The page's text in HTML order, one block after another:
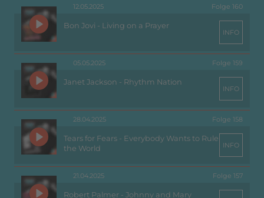
12.05.2025 Folge 160
Bon Jovi - Living on a Prayer
INFO
05.05.2025 Folge 159
Janet Jackson - Rhythm Nation
INFO
28.04.2025 Folge 158
Tears for Fears - Everybody Wants to Rule
the World
INFO
21.04.2025 Folge 157
Robert Palmer - Johnny and Mary